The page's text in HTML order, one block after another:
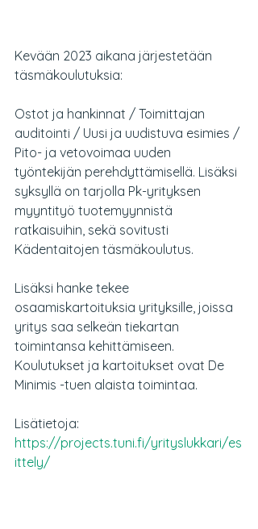
Kevään 2023 aikana järjestetään
täsmäkoulutuksia:
Ostot ja hankinnat / Toimittajan
auditointi / Uusi ja uudistuva esimies /
Pito- ja vetovoimaa uuden
työntekijän perehdyttämisellä. Lisäksi
syksyllä on tarjolla Pk-yrityksen
myyntityö tuotemyynnistä
ratkaisuihin, sekä sovitusti
Kädentaitojen täsmäkoulutus.
Lisäksi hanke tekee
osaamiskartoituksia yrityksille, joissa
yritys saa selkeän tiekartan
toimintansa kehittämiseen.
Koulutukset ja kartoitukset ovat De
Minimis -tuen alaista toimintaa.
Lisätietoja:
https://projects.tuni.fi/yrityslukkari/es
ittely/